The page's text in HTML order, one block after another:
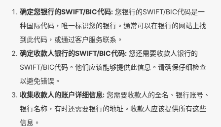
确定您银行的SWIFT/BIC代码: 您银行的SWIFT/BIC代码是一
种国际代码，唯一标识您的银行。通常可以在银行的网站上找
到此代码，或通过客户服务联系。
确定收款人银行的SWIFT/BIC代码: 您还需要收款人银行的
SWIFT/BIC代码。他们应该能够提供此信息。请确保仔细检查
以避免错误。
收集收款人的账户详细信息: 您需要收款人的全名、银行账号、
银行名称，有时还需要银行的地址。收款人应该提供所有这些
信息。